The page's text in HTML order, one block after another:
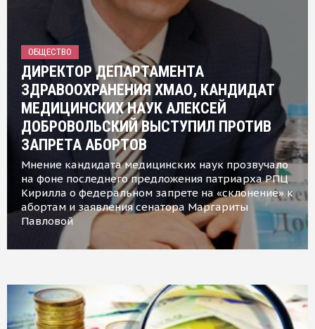
ОБЩЕСТВО
ДИРЕКТОР ДЕПАРТАМЕНТА
ЗДРАВООХРАНЕНИЯ ХМАО, КАНДИДАТ
МЕДИЦИНСКИХ НАУК АЛЕКСЕЙ
ДОБРОВОЛЬСКИЙ ВЫСТУПИЛ ПРОТИВ
ЗАПРЕТА АБОРТОВ
Мнение кандидата медицинских наук прозвучало
на фоне последнего предложения патриарха РПЦ
Кирилла о федеральном запрете на «склонение» к
абортам и заявления сенатора Маргариты
Павловой